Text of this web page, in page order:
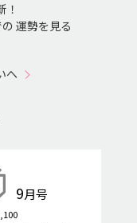
！
運勢を見る
へ
9月号